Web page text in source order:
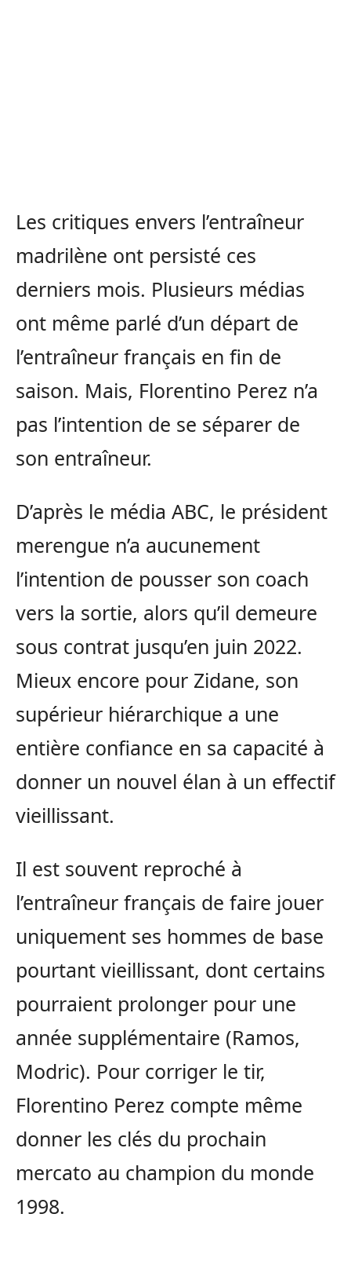
Les critiques envers l’entraîneur
madrilène ont persisté ces
derniers mois. Plusieurs médias
ont même parlé d’un départ de
l’entraîneur français en fin de
saison. Mais, Florentino Perez n’a
pas l’intention de se séparer de
son entraîneur.
D’après le média ABC, le président
merengue n’a aucunement
l’intention de pousser son coach
vers la sortie, alors qu’il demeure
sous contrat jusqu’en juin 2022.
Mieux encore pour Zidane, son
supérieur hiérarchique a une
entière confiance en sa capacité à
donner un nouvel élan à un effectif
vieillissant.
Il est souvent reproché à
l’entraîneur français de faire jouer
uniquement ses hommes de base
pourtant vieillissant, dont certains
pourraient prolonger pour une
année supplémentaire (Ramos,
Modric). Pour corriger le tir,
Florentino Perez compte même
donner les clés du prochain
mercato au champion du monde
1998.